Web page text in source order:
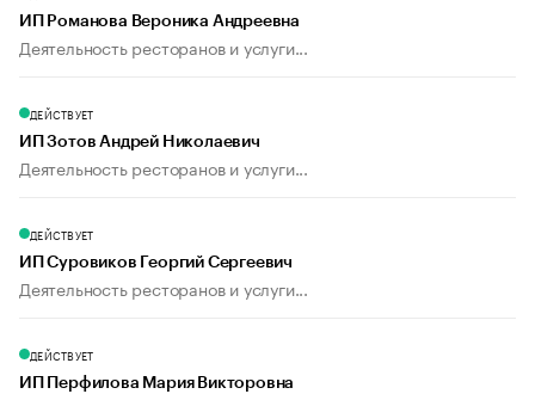
ИП Романова Вероника Андреевна
Деятельность ресторанов и услуги...
ДЕЙСТВУЕТ
ИП Зотов Андрей Николаевич
Деятельность ресторанов и услуги...
ДЕЙСТВУЕТ
ИП Суровиков Георгий Сергеевич
Деятельность ресторанов и услуги...
ДЕЙСТВУЕТ
ИП Перфилова Мария Викторовна